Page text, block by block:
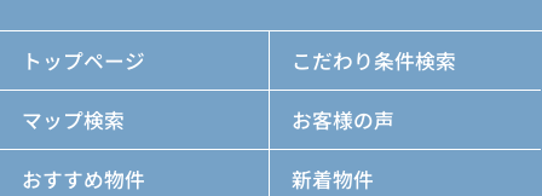
トップページ こだわり条件検索
マップ検索 お客様の声
おすすめ物件 新着物件